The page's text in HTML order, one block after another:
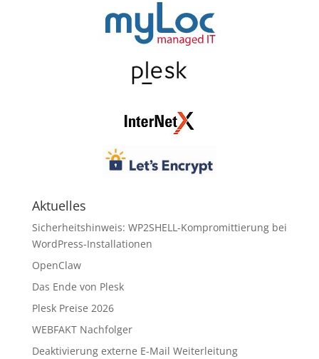
Aktuelles
Sicherheitshinweis: WP2SHELL-Kompromittierung bei
WordPress-Installationen
OpenClaw
Das Ende von Plesk
Plesk Preise 2026
WEBFAKT Nachfolger
Deaktivierung externe E-Mail Weiterleitung